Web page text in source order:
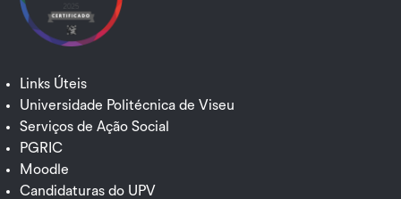
Links Úteis
Universidade Politécnica de Viseu
Serviços de Ação Social
PGRIC
Moodle
Candidaturas do UPV